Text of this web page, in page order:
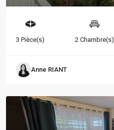
3 Pièce(s) 2 Chambre(s)
Anne RIANT